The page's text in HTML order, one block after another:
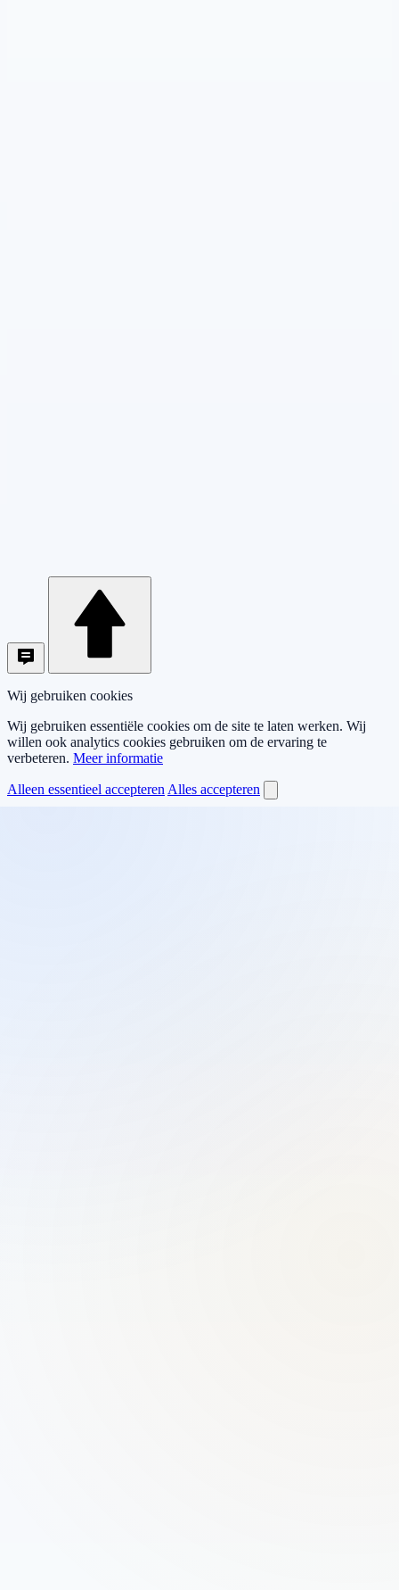
Wij gebruiken cookies
Wij gebruiken essentiële cookies om de site te laten werken. Wij
willen ook analytics cookies gebruiken om de ervaring te
verbeteren. Meer informatie
Alleen essentieel accepteren Alles accepteren